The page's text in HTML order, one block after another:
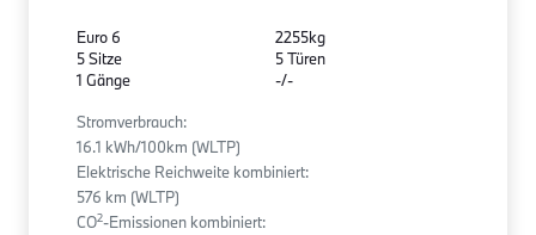
Euro 6
5 Sitze
1 Gänge
2255kg
5 Türen
-/-
Stromverbrauch:
16.1 kWh/100km (WLTP)
Elektrische Reichweite kombiniert:
576 km (WLTP)
CO2-Emissionen kombiniert: